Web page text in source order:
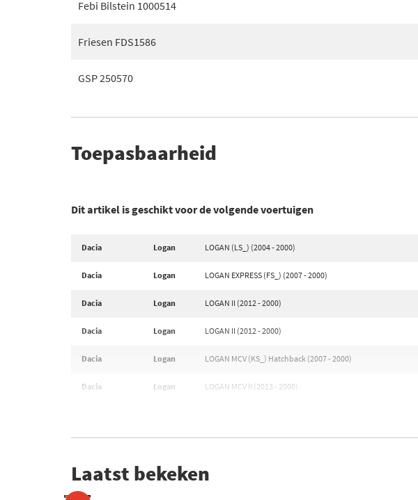
Febi Bilstein 1000514
Friesen FDS1586
GSP 250570
Toepasbaarheid
Dit artikel is geschikt voor de volgende voertuigen
Dacia Logan LOGAN (LS_) (2004 - 2000)
Dacia Logan LOGAN EXPRESS (FS_) (2007 - 2000)
Dacia Logan LOGAN II (2012 - 2000)
Dacia Logan LOGAN II (2012 - 2000)
Dacia Logan LOGAN MCV (KS_) Hatchback (2007 - 2000)
Dacia Logan LOGAN MCV II (2013 - 2000)
Laatst bekeken